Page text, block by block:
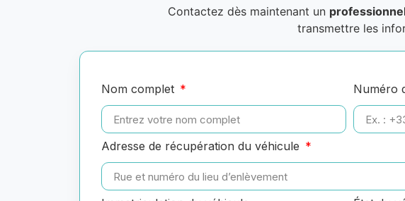
Contactez dès maintenant un
transmettre les
Nom complet Numéro
Adresse de récupération du véhicule